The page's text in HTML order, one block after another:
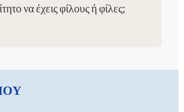
να έχεις φίλους ή φίλες;